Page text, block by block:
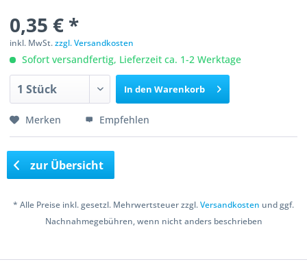
0,35 € *
inkl. MwSt.zzgl. Versandkosten
Sofort versandfertig, Lieferzeit ca. 1-2 Werktage
In den Warenkorb
Merken Empfehlen
zur Übersicht
* Alle Preise inkl. gesetzl. Mehrwertsteuer zzgl.Versandkosten und ggf.
Nachnahmegebühren, wenn nicht anders beschrieben